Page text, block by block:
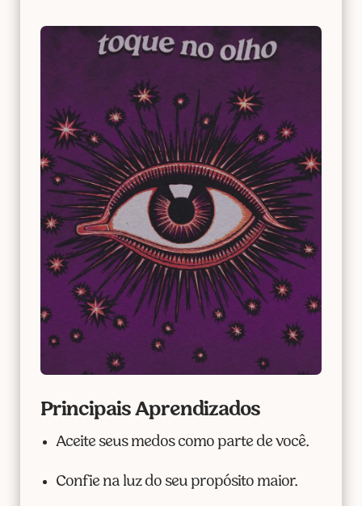
Principais Aprendizados
Aceite seus medos como parte de você.
Confie na luz do seu propósito maior.